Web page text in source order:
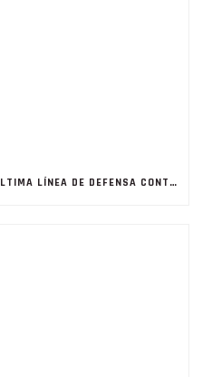
EL BACKUP INMUTABLE: LA ÚLTIMA LÍNEA DE DEFENSA CONTRA LOS RANSOMWARE